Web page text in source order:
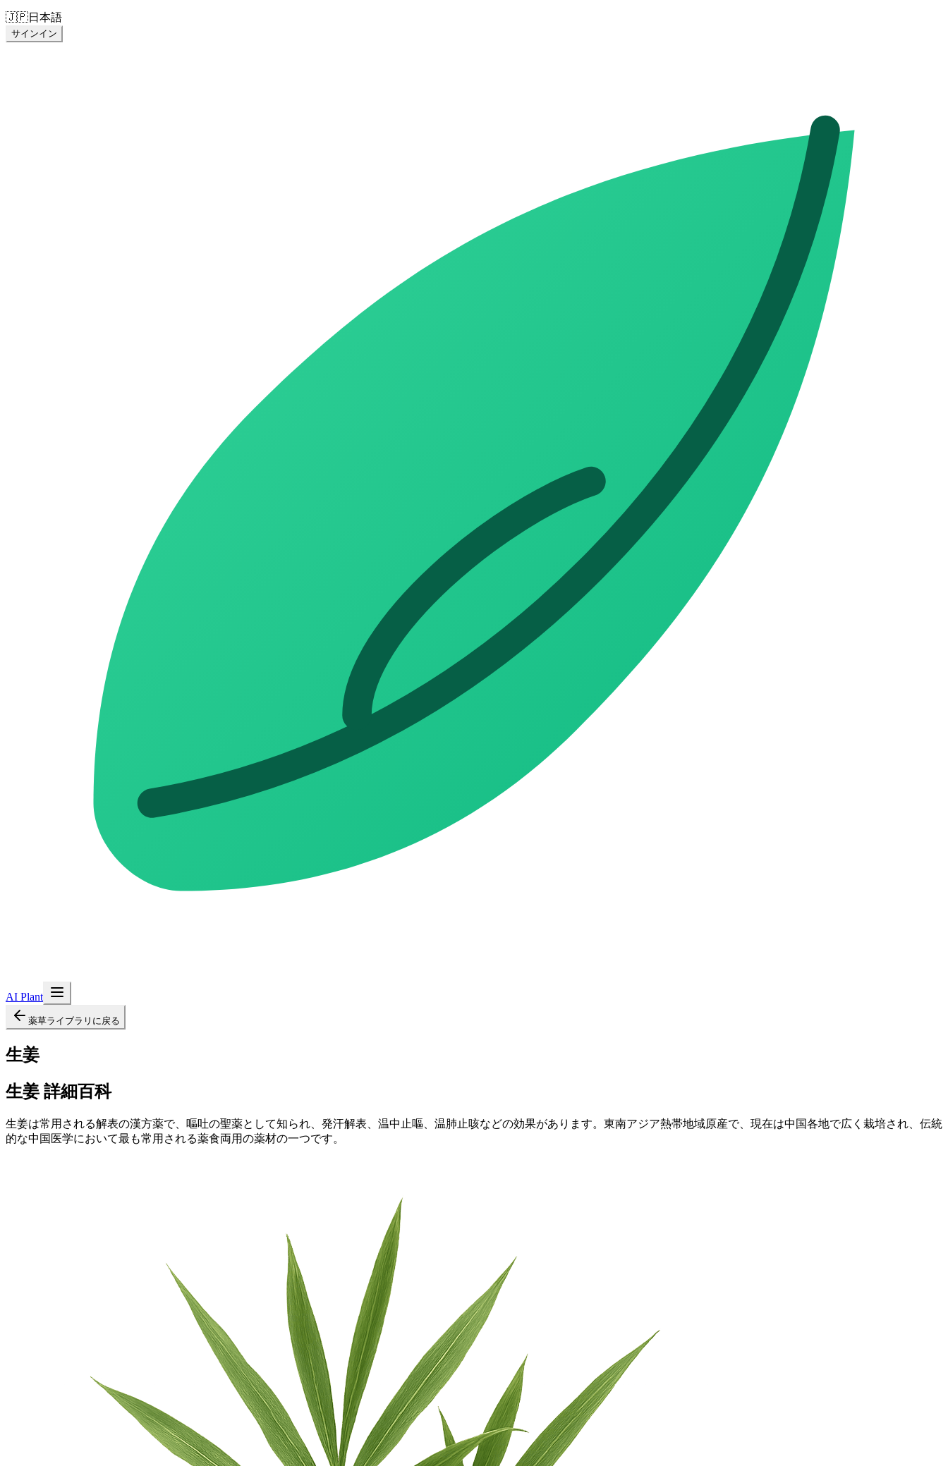
🇯🇵日本語
サインイン
AI Plant
薬草ライブラリに戻る
生姜
生姜 詳細百科
生姜は常用される解表の漢方薬で、嘔吐の聖薬として知られ、発汗解表、温中止嘔、温肺止咳などの効果があります。東南アジア熱帯地域原産で、現在は中国各地で広く栽培され、伝統
的な中国医学において最も常用される薬食両用の薬材の一つです。